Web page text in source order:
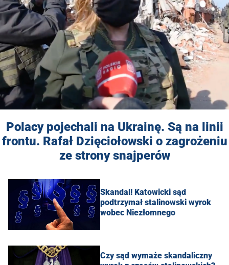
Polacy pojechali na Ukrainę. Są na linii
frontu. Rafał Dzięciołowski o zagrożeniu
ze strony snajperów
Skandal! Katowicki sąd
podtrzymał stalinowski wyrok
wobec Niezłomnego
Czy sąd wymaże skandaliczny